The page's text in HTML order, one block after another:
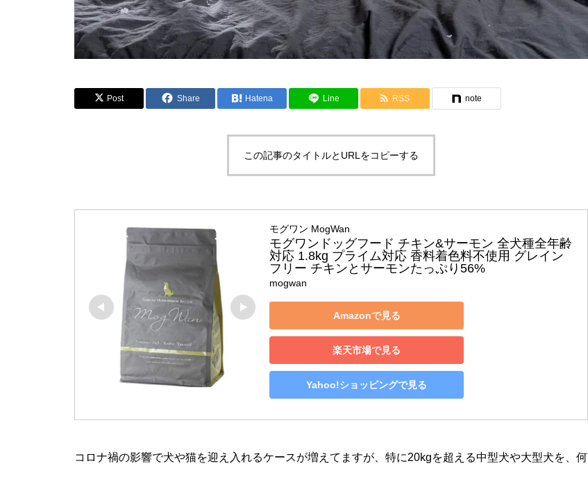
Post Share Hatena Line RSS note
この記事のタイトルとURLをコピーする
モグワン MogWan
モグワンドッグフード チキン&サーモン 全犬種全年齢
対応 1.8kg プライム対応 香料着色料不使用 グレイン
フリー チキンとサーモンたっぷり56%
mogwan
Amazonで見る
楽天市場で見る
Yahoo!ショッピングで見る
コロナ禍の影響で犬や猫を迎え入れるケースが増えてますが、特に20kgを超える中型犬や大型犬を、何